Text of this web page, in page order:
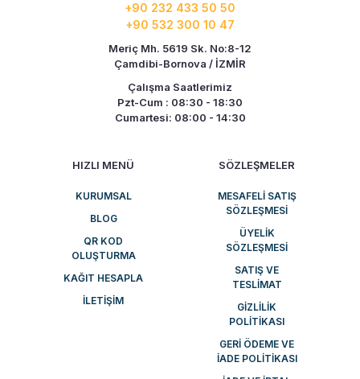
+90 232 433 50 50
+90 532 300 10 47
Meriç Mh. 5619 Sk. No:8-12
Çamdibi-Bornova / İZMİR
Çalışma Saatlerimiz
Pzt-Cum : 08:30 - 18:30
Cumartesi: 08:00 - 14:30
HIZLI MENÜ
KURUMSAL
BLOG
QR KOD
OLUŞTURMA
KAĞIT HESAPLA
İLETIŞIM
SÖZLEŞMELER
MESAFELI SATIŞ
SÖZLEŞMESI
ÜYELIK
SÖZLEŞMESI
SATIŞ VE
TESLIMAT
GIZLILIK
POLITIKASI
GERI ÖDEME VE
İADE POLITIKASI